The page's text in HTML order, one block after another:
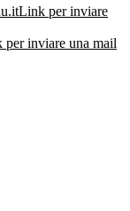
Link per inviare
per inviare una mail